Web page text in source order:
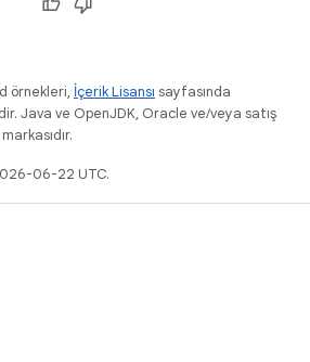
örnekleri, İçerik Lisansı sayfasında
Java ve OpenJDK, Oracle ve/veya satış
06-22 UTC.